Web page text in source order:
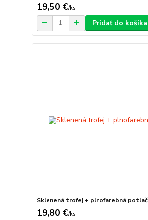
19,50 €/ks
Pridať do košíka
Sklenená trofej + plnofarebná potlač
19,80 €/ks